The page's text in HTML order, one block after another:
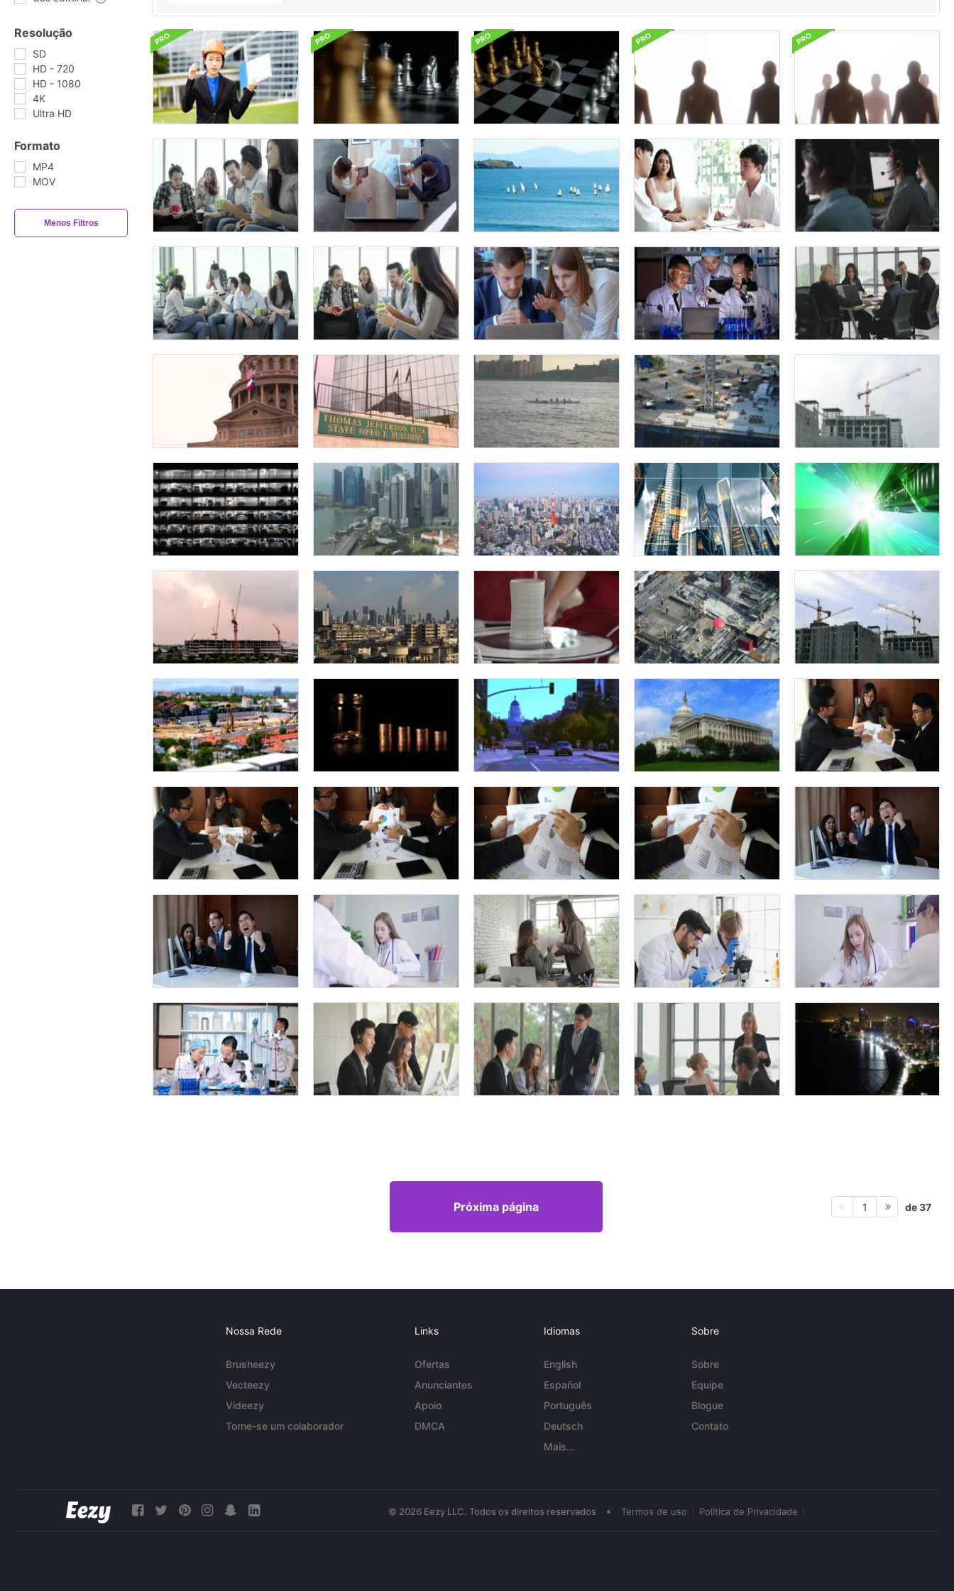
Resolução
SD
HD - 720
HD - 1080
4K
Ultra HD
Formato
MP4
MOV
Menos Filtros
Próxima página 1 de 37
Nossa Rede
Brusheezy
Vecteezy
Videezy
Torne-se um colaborador
Links
Ofertas
Anunciantes
Apoio
DMCA
Idiomas
English
Español
Português
Deutsch
Mais...
Sobre
Sobre
Equipe
Blogue
Contato
© 2026 Eezy LLC. Todos os direitos reservados • Termos de uso Política de Privacidade